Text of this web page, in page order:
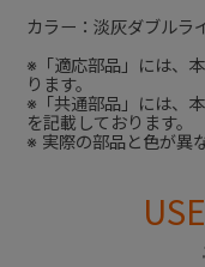
カラー：淡灰ダブルラ
※「適応部品」には、
ります。
※「共通部品」には、
を記載しております。
※ 実際の部品と色が異